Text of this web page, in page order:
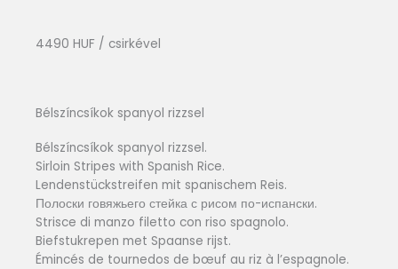
4490 HUF / csirkével
Bélszíncsíkok spanyol rizzsel
Bélszíncsíkok spanyol rizzsel.
Sirloin Stripes with Spanish Rice.
Lendenstückstreifen mit spanischem Reis.
Полоски говяжьего стейка с рисом по-испански.
Strisce di manzo filetto con riso spagnolo.
Biefstukrepen met Spaanse rijst.
Émincés de tournedos de bœuf au riz à l’espagnole.